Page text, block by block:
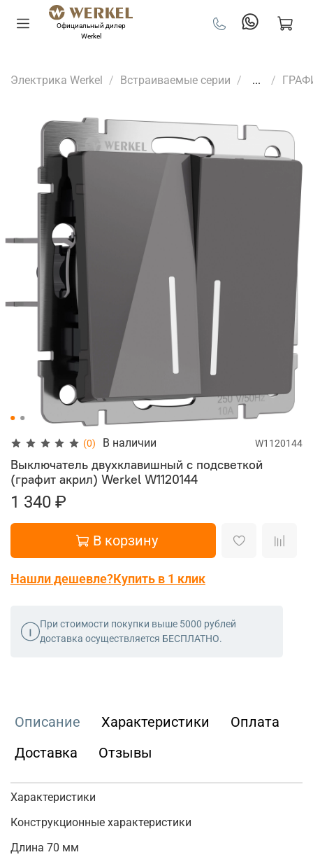
Официальный дилер
Werkel
Электрика Werkel Встраиваемые серии ...
(0) В наличии W1120144
Выключатель двухклавишный с подсветкой
(графит акрил) Werkel W1120144
1 340 ₽
В корзину
Нашли дешевле?Купить в 1 клик
При стоимости покупки выше 5000 рублей
доставка осуществляется БЕСПЛАТНО.
Описание Характеристики
Оплата
Доставка
Отзывы
Характеристики
Конструкционные характеристики
Длина 70 мм